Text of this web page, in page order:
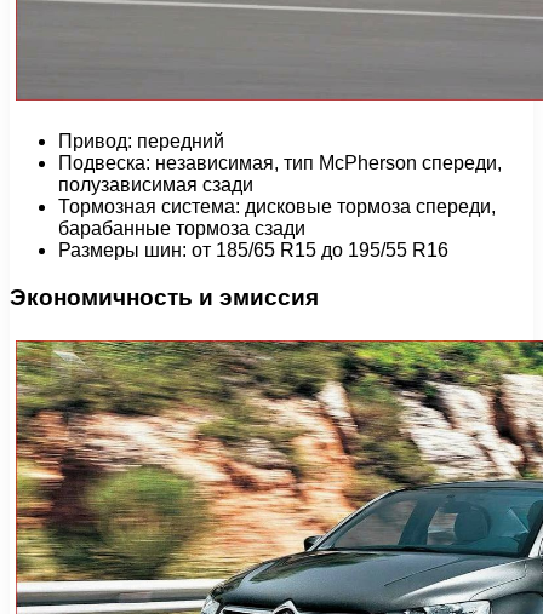
Привод: передний
Подвеска: независимая, тип McPherson спереди,
полузависимая сзади
Тормозная система: дисковые тормоза спереди,
барабанные тормоза сзади
Размеры шин: от 185/65 R15 до 195/55 R16
Экономичность и эмиссия